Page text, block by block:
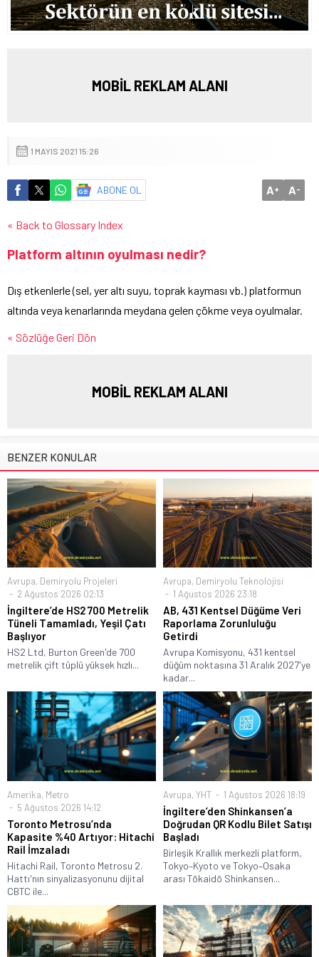
MOBİL REKLAM ALANI
1 MAYIS 2021 15:26
ABONE OL A+ A-
« Back to Glossary Index
Platform altının oyulması nedir?
Dış etkenlerle (sel, yer altı suyu, toprak kayması vb.) platformun
altında veya kenarlarında meydana gelen çökme veya oyulmalar.
« Sözlüğe Geri Dön
MOBİL REKLAM ALANI
BENZER KONULAR
Avrupa, Demiryolu Projeleri
2 Ağustos 2026 02:13
İngiltere’de HS2 700 Metrelik
Tüneli Tamamladı, Yeşil Çatı
Başlıyor
HS2 Ltd, Burton Green'de 700
metrelik çift tüplü yüksek hızlı...
Avrupa, Demiryolu Teknolojisi
1 Ağustos 2026 23:18
AB, 431 Kentsel Düğüme Veri
Raporlama Zorunluluğu
Getirdi
Avrupa Komisyonu, 431 kentsel
düğüm noktasına 31 Aralık 2027'ye
kadar...
Amerika, Metro
5 Ağustos 2026 14:12
Toronto Metrosu’nda
Kapasite %40 Artıyor: Hitachi
Rail İmzaladı
Hitachi Rail, Toronto Metrosu 2.
Hattı'nın sinyalizasyonunu dijital
CBTC ile...
Avrupa, YHT 1 Ağustos 2026 18:19
İngiltere’den Shinkansen’a
Doğrudan QR Kodlu Bilet Satışı
Başladı
Birleşik Krallık merkezli platform,
Tokyo–Kyoto ve Tokyo–Osaka
arası Tōkaidō Shinkansen...